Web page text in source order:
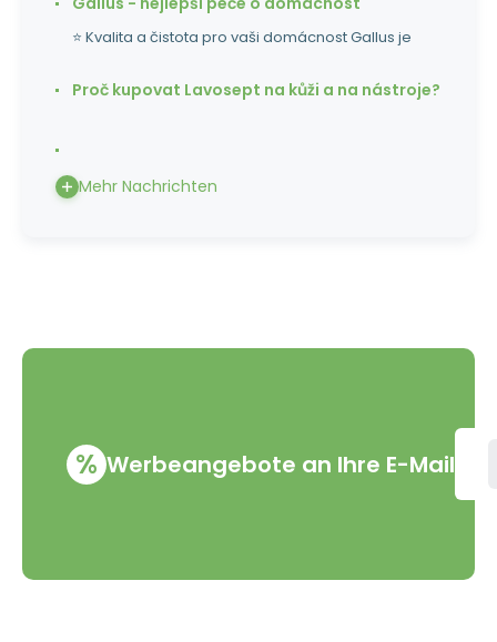
⭐ Kvalita a čistota pro vaši domácnost Gallus je
Proč kupovat Lavosept na kůži a na nástroje?
Mehr Nachrichten
% Werbeangebote an Ihre E-Mail